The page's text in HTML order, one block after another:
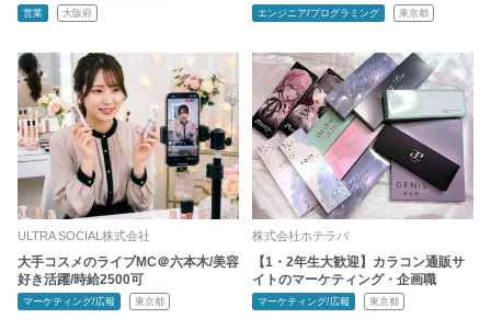
営業 大阪府 エンジニア/プログラミング 東京都
ULTRA SOCIAL株式会社
大手コスメのライブMC＠六本木/美容
好き活躍/時給2500可
マーケティング/広報 東京都
株式会社ホテラバ
【1・2年生大歓迎】カラコン通販サ
イトのマーケティング・企画職
マーケティング/広報 東京都